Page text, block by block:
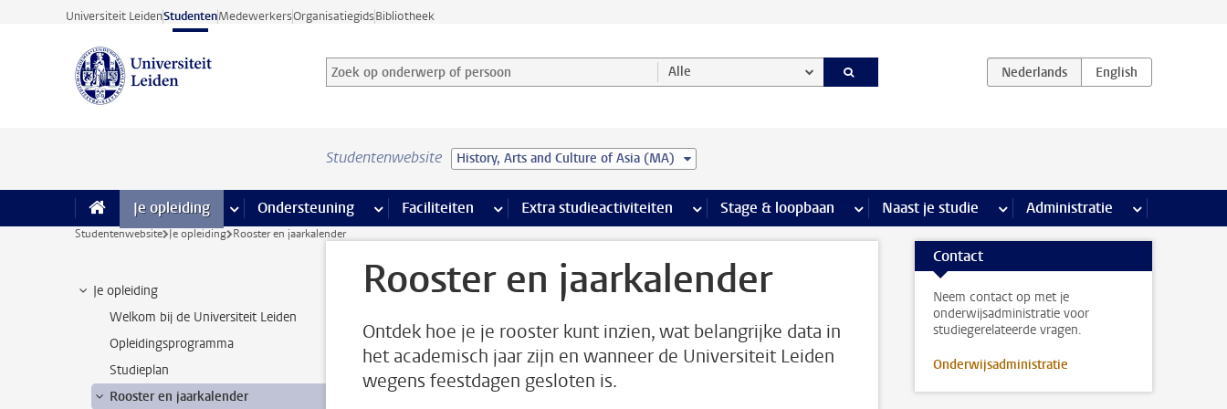
Ga direct naar de inhoud
Universiteit LeidenStudentenMedewerkersOrganisatiegidsBibliotheek
Zoek op onderwerp of persoon en selecteer categorie
Zoekterm Alle
Studentenwebsite History, Arts and Culture of Asia (MA)
Je opleiding meer Je opleiding pagina’s
Ondersteuning meer Ondersteuning pagina’s
Faciliteiten meer Faciliteiten pagina’s
Extra studieactiviteiten meer Extra studieactiviteiten pagina’s
Stage & loopbaan meer Stage & loopbaan pagina’s
Naast je studie meer Naast je studie pagina’s
Administratie meer
Studentenwebsite Je opleiding Rooster en jaarkalender
Je opleiding
Welkom bij de Universiteit Leiden
Opleidingsprogramma
Studieplan
Rooster en jaarkalender
Rooster en jaarkalender
Ontdek hoe je je rooster kunt inzien, wat belangrijke data in
het academisch jaar zijn en wanneer de Universiteit Leiden
wegens feestdagen gesloten is.
Contact
Neem contact op met je
onderwijsadministratie voor
studiegerelateerde vragen.
Onderwijsadministratie